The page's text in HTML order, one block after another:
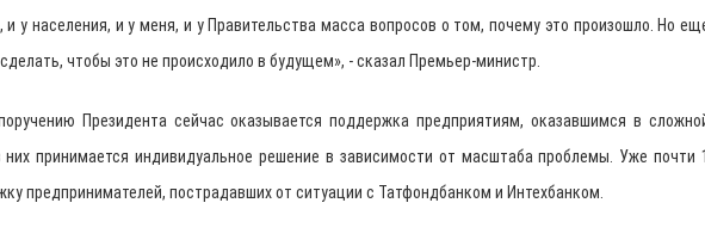
и у населения, и у меня, и у Правительства масса вопросов о том, почему это произошло. Но
чтобы это не происходило в будущем», - сказал Премьер-министр.
Президента сейчас оказывается поддержка предприятиям, оказавшимся в
принимается индивидуальное решение в зависимости от масштаба проблемы. Уже почти
предпринимателей, пострадавших от ситуации с Татфондбанком и Интехбанком.